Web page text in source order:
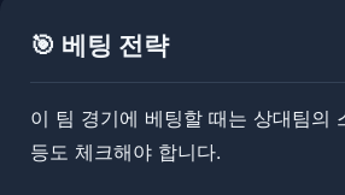
🎯 베팅 전략
이 팀 경기에 베팅할 때는 상대팀의
등도 체크해야 합니다.